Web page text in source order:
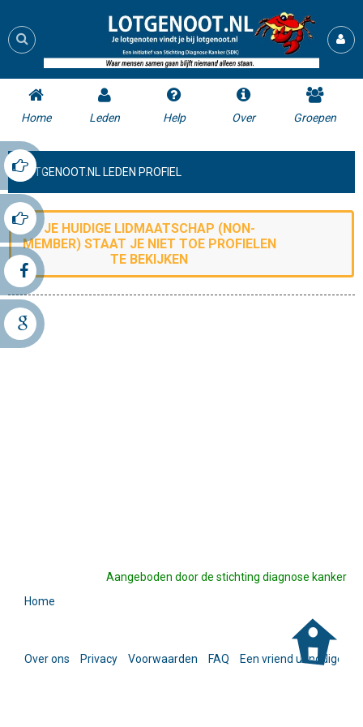
Home Leden Help Over Groepen
LOTGENOOT.NL LEDEN PROFIEL
JE HUIDIGE LIDMAATSCHAP (NON-
MEMBER) STAAT JE NIET TOE PROFIELEN
TE BEKIJKEN
Home
Aangeboden door de stichting diagnose kanker
Over ons Privacy Voorwaarden FAQ Een vriend uitnodigen